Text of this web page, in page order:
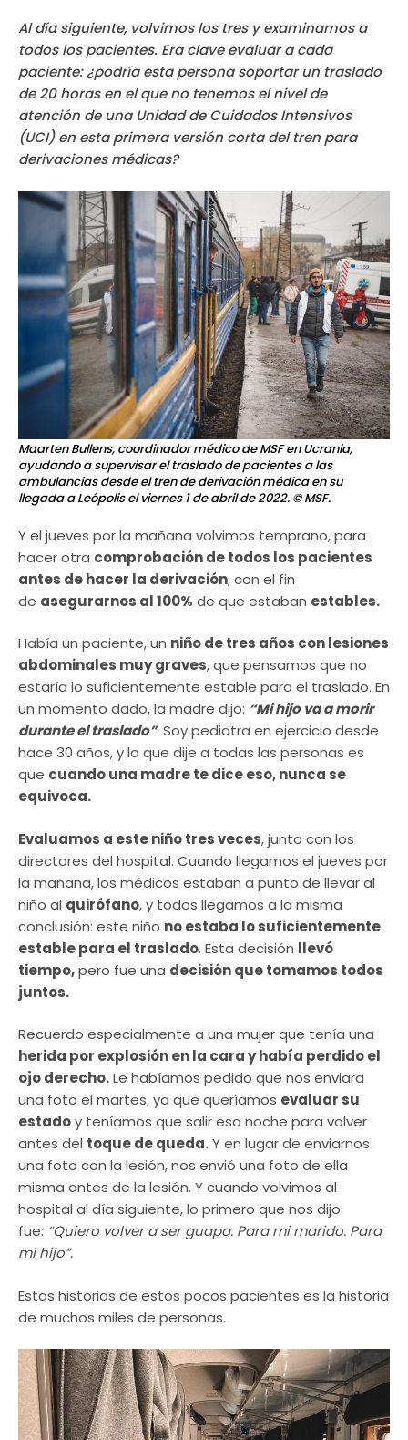
Al día siguiente, volvimos los tres y examinamos a
todos los pacientes. Era clave evaluar a cada
paciente:¿podría esta persona soportar un traslado
de 20 horas en el que no tenemos el nivel de
atención de una Unidad de Cuidados Intensivos
(UCI) en esta primera versión corta del tren para
derivaciones médicas?
Maarten Bullens, coordinador médico de MSF en Ucrania,
ayudando a supervisar el traslado de pacientes a las
ambulancias desde el tren de derivación médica en su
llegada a Leópolis el viernes 1 de abril de 2022. © MSF.
Y el jueves por la mañana volvimos temprano, para
hacer otra comprobación de todos los pacientes
antes de hacer la derivación, con el fin
de asegurarnos al 100% de que estaban estables.
Había un paciente, un niño de tres años con lesiones
abdominales muy graves, que pensamos que no
estaría lo suficientemente estable para el traslado. En
un momento dado, la madre dijo: “Mi hijo va a morir
durante el traslado”. Soy pediatra en ejercicio desde
hace 30 años, y lo que dije a todas las personas es
que cuando una madre te dice eso, nunca se
equivoca.
Evaluamos a este niño tres veces, junto con los
directores del hospital. Cuando llegamos el jueves por
la mañana, los médicos estaban a punto de llevar al
niño al quirófano, y todos llegamos a la misma
conclusión: este niño no estaba lo suficientemente
estable para el traslado. Esta decisión llevó
tiempo,pero fue una decisión que tomamos todos
juntos.
Recuerdo especialmente a una mujer que tenía una
herida por explosión en la cara y había perdido el
ojo derecho.Le habíamos pedido que nos enviara
una foto el martes, ya que queríamos evaluar su
estadoy teníamos que salir esa noche para volver
antes del toque de queda.Y en lugar de enviarnos
una foto con la lesión, nos envió una foto de ella
misma antes de la lesión. Y cuando volvimos al
hospital al día siguiente, lo primero que nos dijo
fue: “Quiero volver a ser guapa. Para mi marido. Para
mi hijo”.
Estas historias de estos pocos pacientes es la historia
de muchos miles de personas.